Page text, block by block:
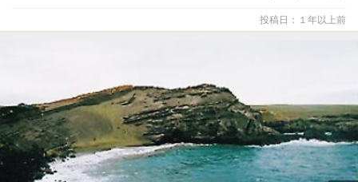
投稿日：１年以上前